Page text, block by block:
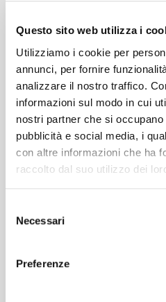
Questo sito web utilizza i
Utilizziamo i cookie per
annunci, per fornire
analizzare il nostro traffico.
informazioni sul modo in cui
nostri partner che si
pubblicità e social media, i
con altre informazioni che ha
raccolto dal suo utilizzo dei
delNecessari
Preferenze
promesse ai grandi
stanno ridefinendo il
di Digster Italy